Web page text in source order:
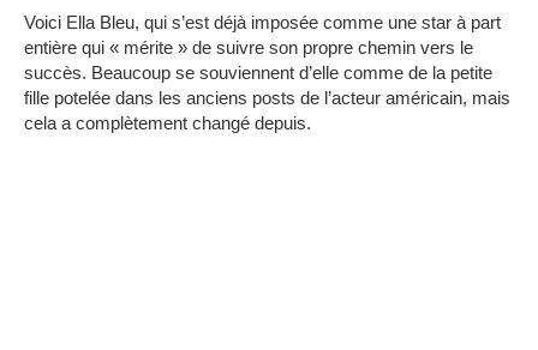
Voici Ella Bleu, qui s’est déjà imposée comme une star à part
entière qui « mérite » de suivre son propre chemin vers le
succès. Beaucoup se souviennent d’elle comme de la petite
fille potelée dans les anciens posts de l’acteur américain, mais
cela a complètement changé depuis.